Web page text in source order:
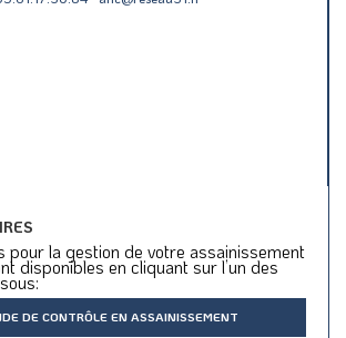
pour la gestion de votre assainissement
disponibles en cliquant sur l’un des
DE CONTRÔLE EN ASSAINISSEMENT